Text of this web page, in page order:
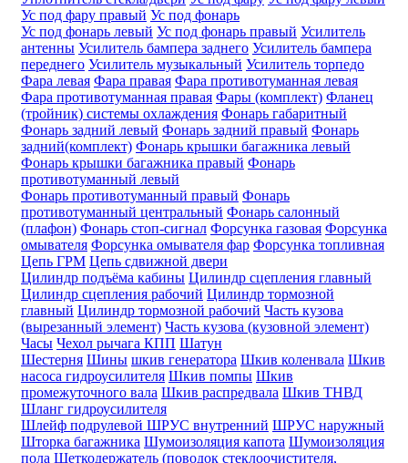
Ус под фару правый Ус под фонарь
Ус под фонарь левый Ус под фонарь правый Усилитель
антенны Усилитель бампера заднего Усилитель бампера
переднего Усилитель музыкальный Усилитель торпедо
Фара левая Фара правая Фара противотуманная левая
Фара противотуманная правая Фары (комплект) Фланец
(тройник) системы охлаждения Фонарь габаритный
Фонарь задний левый Фонарь задний правый Фонарь
задний(комплект) Фонарь крышки багажника левый
Фонарь крышки багажника правый Фонарь
противотуманный левый
Фонарь противотуманный правый Фонарь
противотуманный центральный Фонарь салонный
(плафон) Фонарь стоп-сигнал Форсунка газовая Форсунка
омывателя Форсунка омывателя фар Форсунка топливная
Цепь ГРМ Цепь сдвижной двери
Цилиндр подъёма кабины Цилиндр сцепления главный
Цилиндр сцепления рабочий Цилиндр тормозной
главный Цилиндр тормозной рабочий Часть кузова
(вырезанный элемент) Часть кузова (кузовной элемент)
Часы Чехол рычага КПП Шатун
Шестерня Шины шкив генератора Шкив коленвала Шкив
насоса гидроусилителя Шкив помпы Шкив
промежуточного вала Шкив распредвала Шкив ТНВД
Шланг гидроусилителя
Шлейф подрулевой ШРУС внутренний ШРУС наружный
Шторка багажника Шумоизоляция капота Шумоизоляция
пола Щеткодержатель (поводок стеклоочистителя,